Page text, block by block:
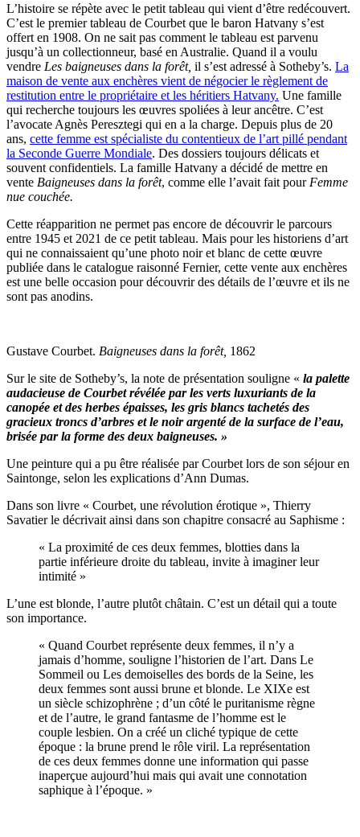
L’histoire se répète avec le petit tableau qui vient d’être redécouvert.
C’est le premier tableau de Courbet que le baron Hatvany s’est
offert en 1908. On ne sait pas comment le tableau est parvenu
jusqu’à un collectionneur, basé en Australie. Quand il a voulu
vendre Les baigneuses dans la forêt, il s’est adressé à Sotheby’s. La
maison de vente aux enchères vient de négocier le règlement de
restitution entre le propriétaire et les héritiers Hatvany. Une famille
qui recherche toujours les œuvres spoliées à leur ancêtre. C’est
l’avocate Agnès Peresztegi qui en a la charge. Depuis plus de 20
ans, cette femme est spécialiste du contentieux de l’art pillé pendant
la Seconde Guerre Mondiale. Des dossiers toujours délicats et
souvent confidentiels. La famille Hatvany a décidé de mettre en
vente Baigneuses dans la forêt, comme elle l’avait fait pourFemme
nue couchée.
Cette réapparition ne permet pas encore de découvrir le parcours
entre 1945 et 2021 de ce petit tableau. Mais pour les historiens d’art
qui ne connaissaient qu’une photo noir et blanc de cette œuvre
publiée dans le catalogue raisonné Fernier, cette vente aux enchères
est une belle occasion pour découvrir des détails de l’œuvre et ils ne
sont pas anodins.
Gustave Courbet. Baigneuses dans la forêt, 1862
Sur le site de Sotheby’s, la note de présentation souligne « la palette
audacieuse de Courbet révélée par les verts luxuriants de la
canopée et des herbes épaisses, les gris blancs tachetés des
gracieux troncs d’arbres et le noir argenté de la surface de l’eau,
brisée par la forme des deux baigneuses. »
Une peinture qui a pu être réalisée par Courbet lors de son séjour en
Saintonge, selon les explications d’Ann Dumas.
Dans son livre « Courbet, une révolution érotique », Thierry
Savatier le décrivait ainsi dans son chapitre consacré au Saphisme :
« La proximité de ces deux femmes, blotties dans la
partie inférieure droite du tableau, invite à imaginer leur
intimité »
L’une est blonde, l’autre plutôt châtain. C’est un détail qui a toute
son importance.
« Quand Courbet représente deux femmes, il n’y a
jamais d’homme, souligne l’historien de l’art. Dans Le
Sommeil ou Les demoiselles des bords de la Seine, les
deux femmes sont aussi brune et blonde. Le XIXe est
un siècle schizophrène ; d’un côté le puritanisme règne
et de l’autre, le grand fantasme de l’homme est le
couple lesbien. On a créé un cliché typique de cette
époque : la brune prend le rôle viril. La représentation
de ces deux femmes donne une information qui passe
inaperçue aujourd’hui mais qui avait une connotation
saphique à l’époque. »